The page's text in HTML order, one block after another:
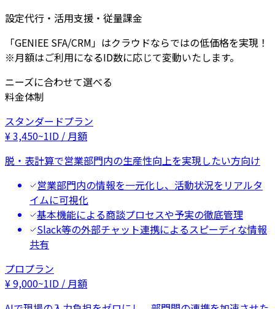
設定代行・活用支援・従量課金
「GENIEE SFA/CRM」はクラウドならではの低価格を実現！
※月額はご利用になるID数に応じて変動いたします。
ニーズに合わせて選べる
料金体制
スタンダードプラン
¥3,450~1ID / 月額
脱・表計算で営業部門内の生産性向上を実現したい方向け
営業部門内の情報を一元化し、活動状況をリアルタ
イムに可視化
基本機能による商談プロセスや予実の徹底管理
Slack等の外部チャット連携によるスピーディな情報
共有
プロプラン
¥9,000~1ID / 月額